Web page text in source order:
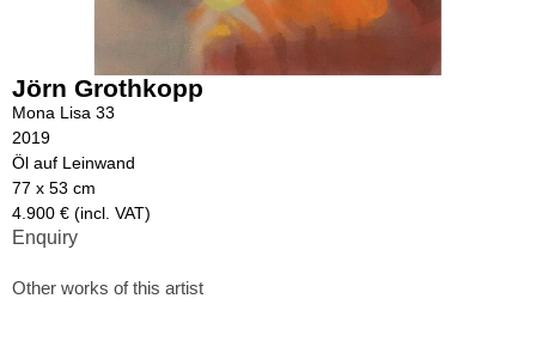
Jörn Grothkopp
Mona Lisa 33
2019
Öl auf Leinwand
77 x 53 cm
4.900 € (incl. VAT)
Enquiry
Other works of this artist